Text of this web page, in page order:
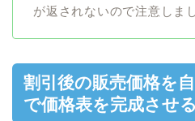
が返されないので注意しま
割引後の販売価格を
で価格表を完成させ